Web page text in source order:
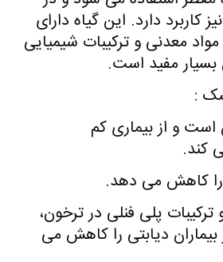
کاربرد دارد. این گیاه دارای
مواد معدنی و ترکیبات شیمیایی
مفید است.
:
و از بیماری کم
کند.
کاهش می دهد.
پلی فنلی در ترخون،
دیابتی را کاهش می